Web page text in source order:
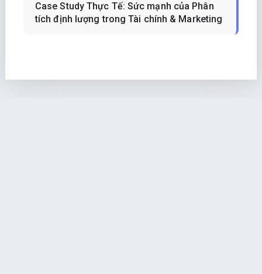
Case Study Thực Tế: Sức mạnh của Phân
tích định lượng trong Tài chính & Marketing